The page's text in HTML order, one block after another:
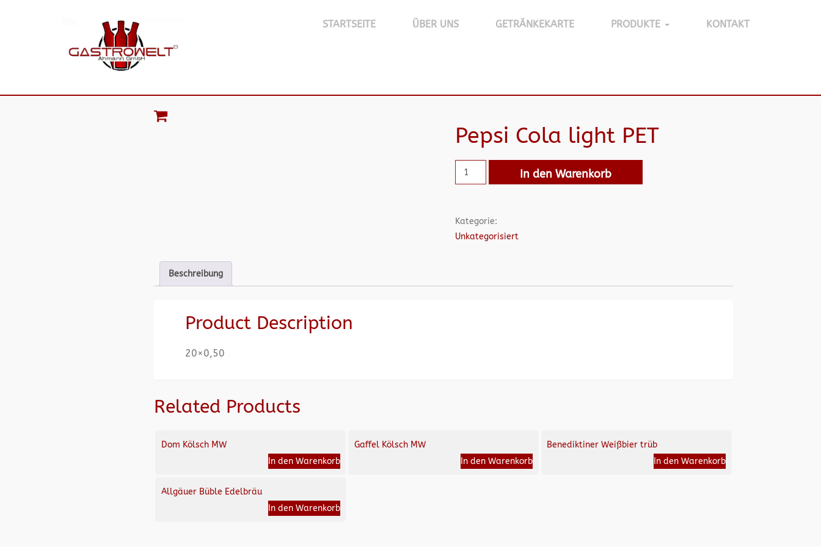
STARTSEITE ÜBER UNS GETRÄNKEKARTE PRODUKTE KONTAKT
Pepsi Cola light PET
In den Warenkorb
Kategorie:
Unkategorisiert
Beschreibung
Product Description
20×0,50
Related Products
Dom Kölsch MW
In den Warenkorb
Gaffel Kölsch MW
In den Warenkorb
Benediktiner Weißbier trüb
In den Warenkorb
Allgäuer Büble Edelbräu
In den Warenkorb